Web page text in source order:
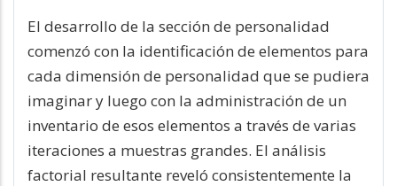
El desarrollo de la sección de personalidad
comenzó con la identificación de elementos para
cada dimensión de personalidad que se pudiera
imaginar y luego con la administración de un
inventario de esos elementos a través de varias
iteraciones a muestras grandes. El análisis
factorial resultante reveló consistentemente la